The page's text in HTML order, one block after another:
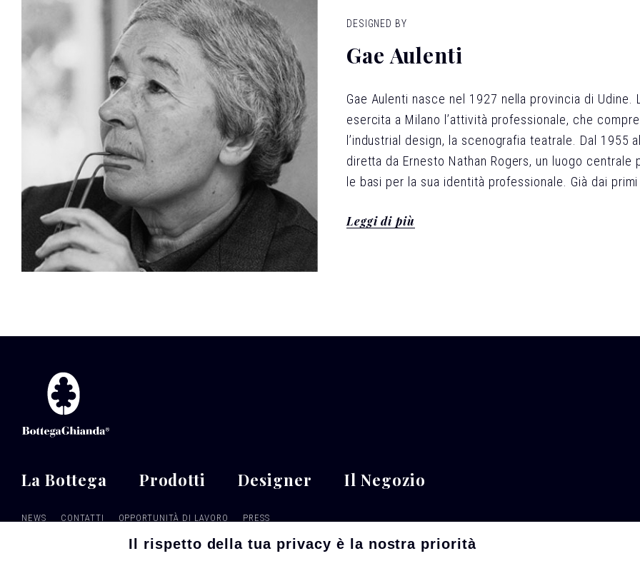
DESIGNED BY
Gae Aulenti
Gae Aulenti nasce nel 1927 nella provincia di
esercita a Milano l’attività professionale, che
l’industrial design, la scenografia teatrale. Dal 1955
diretta da Ernesto Nathan Rogers, un luogo
le basi per la sua identità professionale. Già dai
completare i progetti architettonici. I suoi oggetti
Leggi di più
La Bottega Prodotti Designer Il Negozio
NEWS CONTATTI OPPORTUNITÀ DI LAVORO PRESS
Il rispetto della tua privacy è la nostra priorità